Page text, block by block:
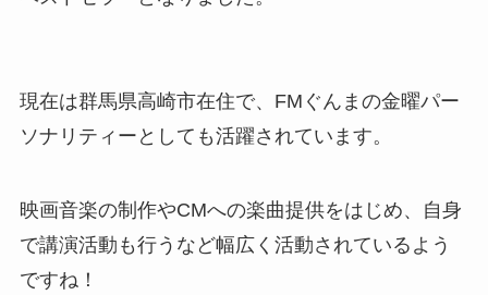
現在は群馬県高崎市在住で、FMぐんまの金曜パー
ソナリティーとしても活躍されています。
映画音楽の制作やCMへの楽曲提供をはじめ、自身
で講演活動も行うなど幅広く活動されているよう
ですね！